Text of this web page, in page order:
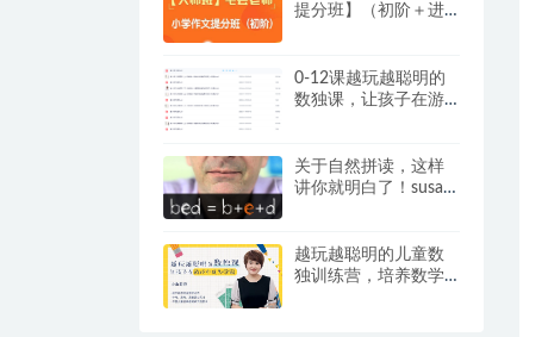
提分班】（初阶＋进
心打造
0-12课越玩越聪明的
数独课，让孩子在游
关于自然拼读，这样
讲你就明白了！susan
越玩越聪明的儿童数
独训练营，培养数学